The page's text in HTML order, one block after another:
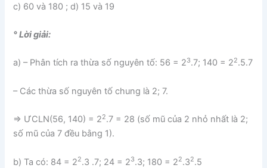
c) 60 và 180 ; d) 15 và 19
° Lời giải:
a) – Phân tích ra thừa số nguyên tố: 56 = 23.7; 140 = 22.5.7
– Các thừa số nguyên tố chung là 2; 7.
⇒ ƯCLN(56, 140) = 22.7 = 28 (số mũ của 2 nhỏ nhất là 2;
số mũ của 7 đều bằng 1).
b) Ta có: 84 = 22.3 .7; 24 = 23.3; 180 = 22.32.5